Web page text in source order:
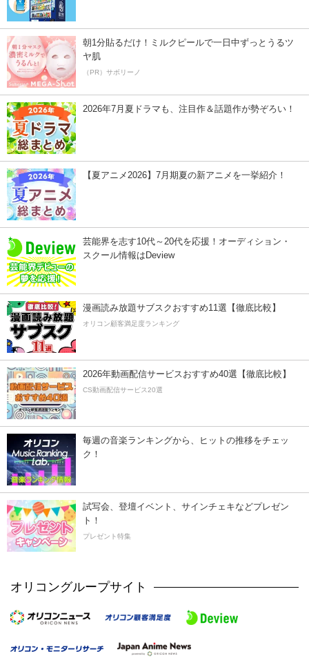
朝1分貼るだけ！ミルクピールで一日中ずっとうるツ
ヤ肌
（PR）サボリーノ
2026年7月夏ドラマも、注目作＆話題作が勢ぞろい！
【夏アニメ2026】7月期夏の新アニメを一挙紹介！
芸能界を志す10代～20代を応援！オーディション・
スクール情報はDeview
漫画読み放題サブスクおすすめ11選【徹底比較】
オリコン顧客満足度ランキング
2026年動画配信サービスおすすめ40選【徹底比較】
CS動画配信サービス20選
毎週の音楽ランキングから、ヒットの推移をチェッ
ク！
試写会、登壇イベント、サインチェキなどプレゼン
ト！
プレゼント特集
オリコングループサイト